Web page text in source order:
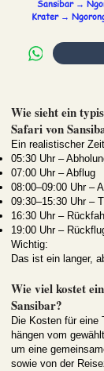
Sansibar →
Krater →
Wie sieht ein
Safari von
Ein realistischer
05:30 Uhr –
07:00 Uhr – Abflug
08:00–09:00 Uhr –
09:30–15:30 Uhr –
16:30 Uhr –
19:00 Uhr –
Wichtig:
Das ist ein langer,
Wie viel kostet
Sansibar?
Die Kosten für eine
hängen vom
um eine
sowie von der